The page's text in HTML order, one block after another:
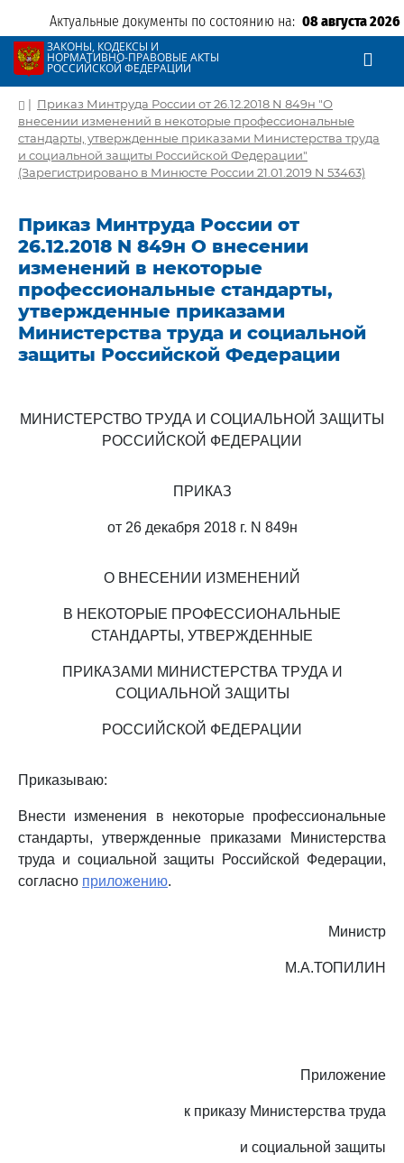
Актуальные документы по состоянию на: 08 августа 2026
ЗАКОНЫ, КОДЕКСЫ И
НОРМАТИВНО-ПРАВОВЫЕ АКТЫ
РОССИЙСКОЙ ФЕДЕРАЦИИ
| Приказ Минтруда России от 26.12.2018 N 849н "О
внесении изменений в некоторые профессиональные
стандарты, утвержденные приказами Министерства труда
и социальной защиты Российской Федерации"
(Зарегистрировано в Минюсте России 21.01.2019 N 53463)
Приказ Минтруда России от
26.12.2018 N 849н О внесении
изменений в некоторые
профессиональные стандарты,
утвержденные приказами
Министерства труда и социальной
защиты Российской Федерации
МИНИСТЕРСТВО ТРУДА И СОЦИАЛЬНОЙ ЗАЩИТЫ
РОССИЙСКОЙ ФЕДЕРАЦИИ
ПРИКАЗ
от 26 декабря 2018 г. N 849н
О ВНЕСЕНИИ ИЗМЕНЕНИЙ
В НЕКОТОРЫЕ ПРОФЕССИОНАЛЬНЫЕ
СТАНДАРТЫ, УТВЕРЖДЕННЫЕ
ПРИКАЗАМИ МИНИСТЕРСТВА ТРУДА И
СОЦИАЛЬНОЙ ЗАЩИТЫ
РОССИЙСКОЙ ФЕДЕРАЦИИ
Приказываю:
Внести изменения в некоторые профессиональные
стандарты, утвержденные приказами Министерства
труда и социальной защиты Российской Федерации,
согласно приложению.
Министр
М.А.ТОПИЛИН
Приложение
к приказу Министерства труда
и социальной защиты